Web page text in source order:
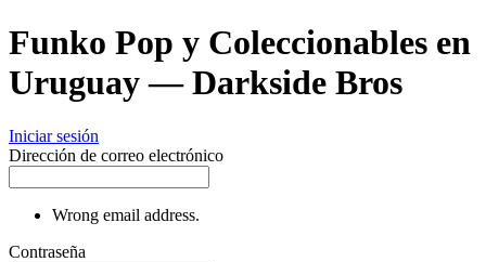
Funko Pop y Coleccionables en
Uruguay — Darkside Bros
Iniciar sesión
Dirección de correo electrónico
Wrong email address.
Contraseña